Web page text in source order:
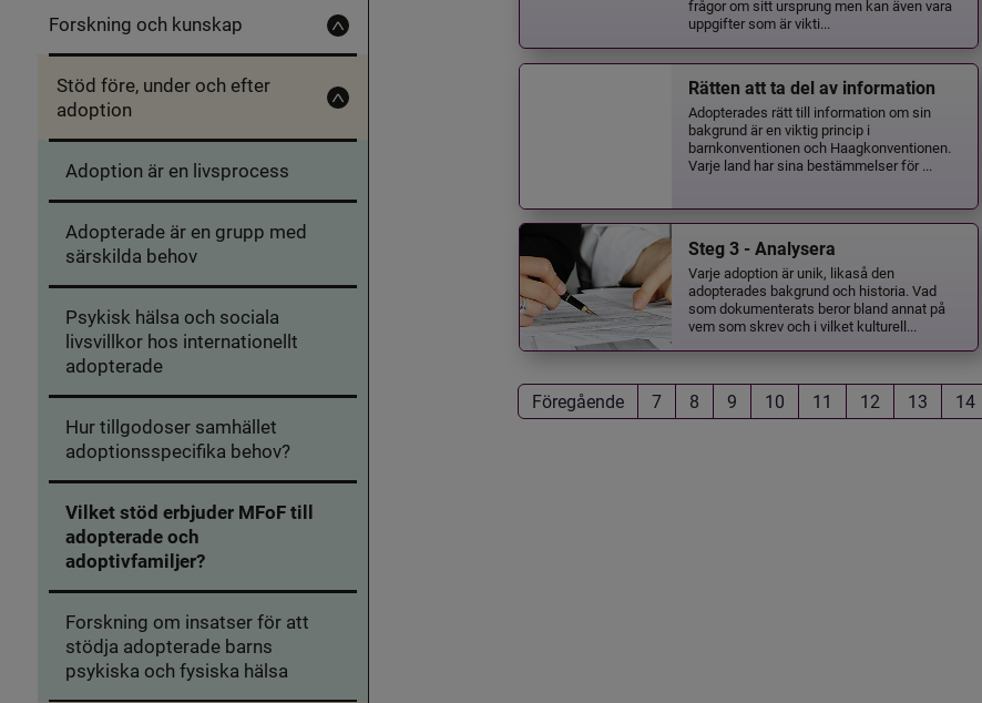
frågor om sitt ursprung men kan även vara
uppgifter som är vikti...
Rätten att ta del av information
Adopterades rätt till information om sin
bakgrund är en viktig princip i
barnkonventionen och Haagkonventionen.
Varje land har sina bestämmelser för ...
Steg 3 - Analysera
Varje adoption är unik, likaså den
adopterades bakgrund och historia. Vad
som dokumenterats beror bland annat på
vem som skrev och i vilket kulturell...
Föregående 7 8 9 10 11 12 13 14
Forskning och kunskap
Fäll
in
och
kunskap
Stöd före, under och efter
adoption
Fäll
Stöd
efter
Adoption är en livsprocess
Adopterade är en grupp med
särskilda behov
Psykisk hälsa och sociala
livsvillkor hos internationellt
adopterade
Hur tillgodoser samhället
adoptionsspecifika behov?
Vilket stöd erbjuder MFoF till
adopterade och
adoptivfamiljer?
Forskning om insatser för att
stödja adopterade barns
psykiska och fysiska hälsa